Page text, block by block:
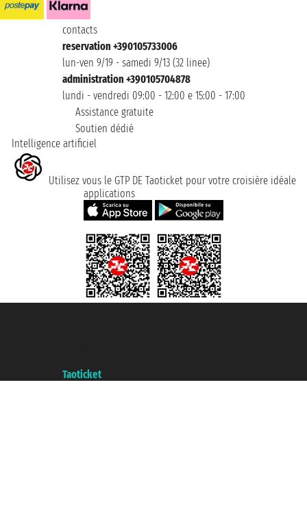
contacts
reservation +390105733006
lun-ven 9/19 - samedi 9/13 (32 linee)
administration +390105704878
lundi - vendredi 09:00 - 12:00 e 15:00 - 17:00
Assistance gratuite
Soutien dédié
Intelligence artificiel
Utilisez vous le GTP DE Taoticket pour votre croisière idéale
applications
Taoticket